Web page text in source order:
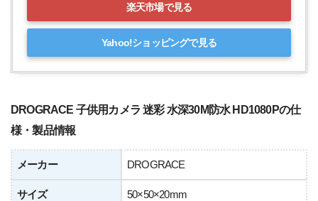
楽天市場で見る
Yahoo!ショッピングで見る
DROGRACE 子供用カメラ 迷彩 水深30M防水 HD1080Pの仕
様・製品情報
メーカー DROGRACE
サイズ 50×50×20mm